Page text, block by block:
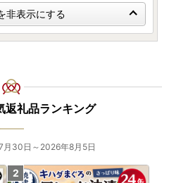
非表示にする
返礼品ランキング
月30日～2026年8月5日